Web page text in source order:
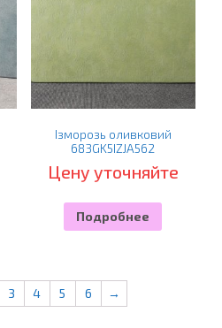
Ізморозь оливковий
683GK5IZJA562
Цену уточняйте
Подробнее
3 4 5 6 →